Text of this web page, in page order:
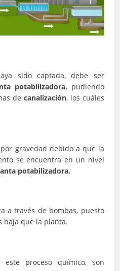
sido captada, debe ser
potabilizadora, pudiendo
de canalización, los cuáles
gravedad debido a que la
se encuentra en un nivel
potabilizadora.
a través de bombas, puesto
baja que la planta.
proceso químico, son